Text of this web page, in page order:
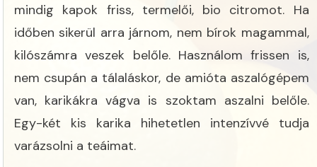
mindig kapok friss, termelői, bio citromot. Ha
időben sikerül arra járnom, nem bírok magammal,
kilószámra veszek belőle. Használom frissen is,
nem csupán a tálaláskor, de amióta aszalógépem
van, karikákra vágva is szoktam aszalni belőle.
Egy-két kis karika hihetetlen intenzívvé tudja
varázsolni a teáimat.